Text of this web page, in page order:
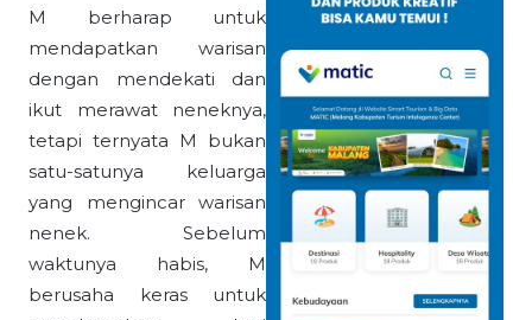
M berharap untuk
mendapatkan warisan
dengan mendekati dan
ikut merawat neneknya,
tetapi ternyata M bukan
satu-satunya keluarga
yang mengincar warisan
nenek. Sebelum
waktunya habis, M
berusaha keras untuk